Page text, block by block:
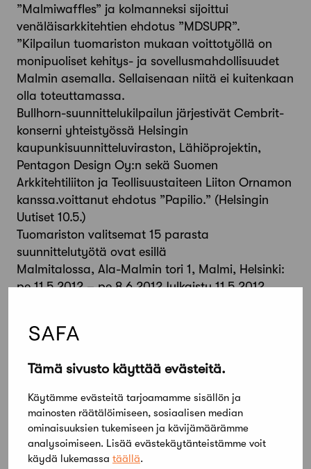
Tämä sivusto käyttää evästeitä.
Käytämme evästeitä tarjoamamme sisällön ja
mainosten räätälöimiseen, sosiaalisen median
ominaisuuksien tukemiseen ja kävijämäärämme
analysoimiseen. Lisää evästekäytänteistämme voit
käydä lukemassa täällä.
”Malmiwaffles” ja kolmanneksi sijoittui
venäläisarkkitehtien ehdotus ”MDSUPR”.
”Kilpailun tuomariston mukaan voittotyöllä on
monipuoliset kehitys- ja sovellusmahdollisuudet
Malmin asemalla. Sellaisenaan niitä ei kuitenkaan
olla toteuttamassa.
Bullhorn-suunnittelukilpailun järjestivät Cembrit-
konserni yhteistyössä Helsingin
kaupunkisuunnitteluviraston, Lähiöprojektin,
Pentagon Design Oy:n sekä Suomen
Arkkitehtiliiton ja Teollisuustaiteen Liiton Ornamon
kanssa.voittanut ehdotus ”Papilio.” (Helsingin
Uutiset 10.5.)
Tuomariston valitsemat 15 parasta
suunnittelutyötä ovat esillä
Malmitalossa, Ala-Malmin tori 1, Malmi, Helsinki:
pe 11.5.2012 – pe 8.6.2012Julkaistu 11.5.2012